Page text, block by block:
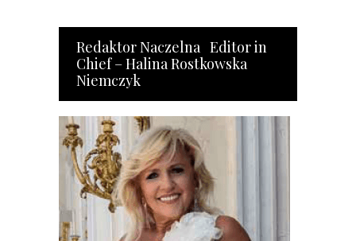
Redaktor Naczelna Editor in
Chief – Halina Rostkowska
Niemczyk